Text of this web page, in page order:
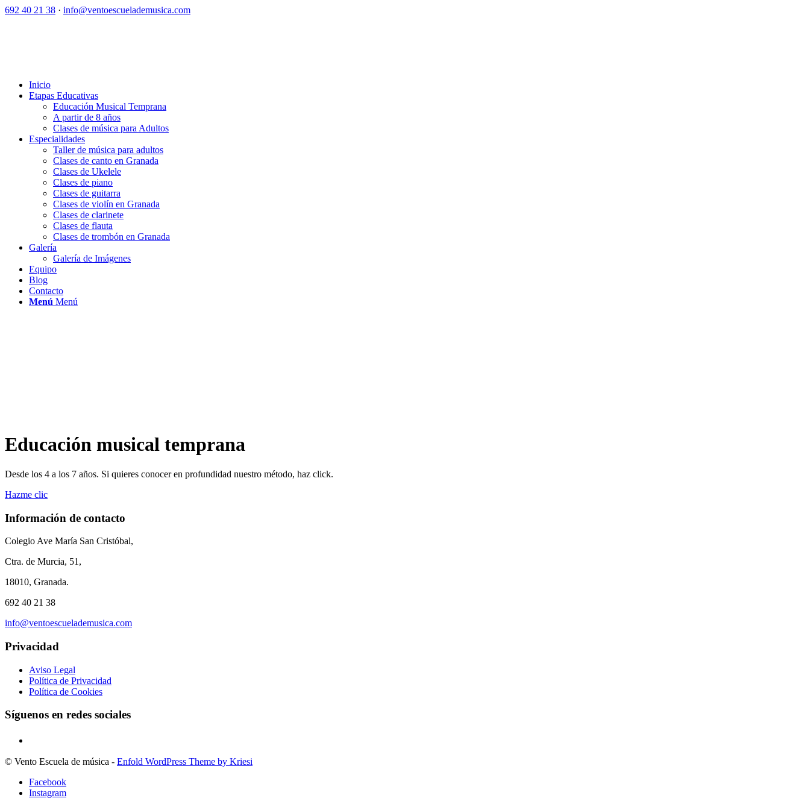
692 40 21 38 · info@ventoescuelademusica.com
Inicio
Etapas Educativas
Educación Musical Temprana
A partir de 8 años
Clases de música para Adultos
Especialidades
Taller de música para adultos
Clases de canto en Granada
Clases de Ukelele
Clases de piano
Clases de guitarra
Clases de violín en Granada
Clases de clarinete
Clases de flauta
Clases de trombón en Granada
Galería
Galería de Imágenes
Equipo
Blog
Contacto
Menú Menú
Educación musical temprana
Desde los 4 a los 7 años. Si quieres conocer en profundidad nuestro método, haz click.
Hazme clic
Información de contacto
Colegio Ave María San Cristóbal,
Ctra. de Murcia, 51,
18010, Granada.
692 40 21 38
info@ventoescuelademusica.com
Privacidad
Aviso Legal
Política de Privacidad
Política de Cookies
Síguenos en redes sociales
© Vento Escuela de música - Enfold WordPress Theme by Kriesi
Facebook
Instagram